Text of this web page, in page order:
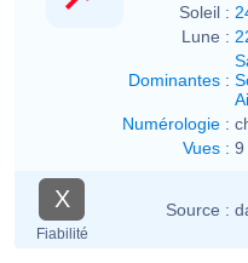
Soleil :
Lune :
Dominantes :
Numérologie :
Vues : 9
X
Fiabilité
Source :